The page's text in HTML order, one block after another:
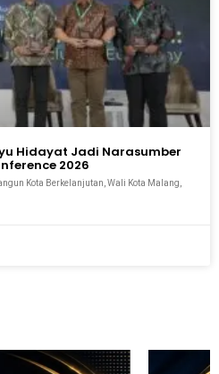
Hidayat Jadi Narasumber
2026
Kota Berkelanjutan, Wali Kota Malang,